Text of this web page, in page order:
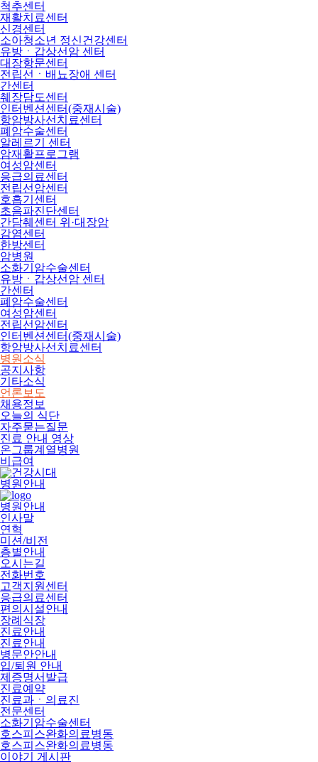
척추센터
재활치료센터
신경센터
소아청소년 정신건강센터
유방ㆍ갑상선암 센터
대장항문센터
전립선ㆍ배뇨장애 센터
간센터
췌장담도센터
인터벤션센터(중재시술)
항암방사선치료센터
폐암수술센터
알레르기 센터
암재활프로그램
여성암센터
응급의료센터
전립선암센터
호흡기센터
초음파진단센터
간담췌센터 위·대장암
감염센터
한방센터
암병원
소화기암수술센터
유방ㆍ갑상선암 센터
간센터
폐암수술센터
여성암센터
전립선암센터
인터벤션센터(중재시술)
항암방사선치료센터
병원소식
공지사항
기타소식
언론보도
채용정보
오늘의 식단
자주묻는질문
진료 안내 영상
온그룹계열병원
비급여
병원안내
병원안내
인사말
연혁
미션/비전
층별안내
오시는길
전화번호
고객지원센터
응급의료센터
편의시설안내
장례식장
진료안내
진료안내
병문안안내
입/퇴원 안내
제증명서발급
진료예약
진료과ㆍ의료진
전문센터
소화기암수술센터
호스피스완화의료병동
호스피스완화의료병동
이야기 게시판